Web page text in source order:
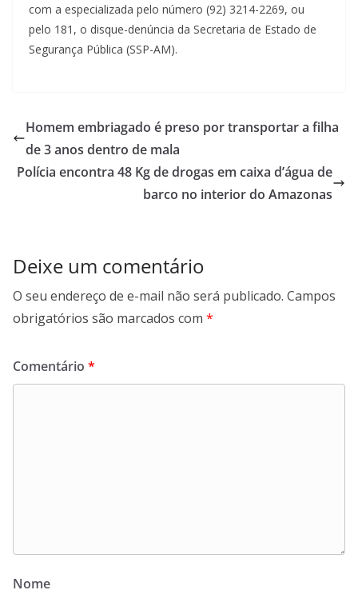
com a especializada pelo número (92) 3214-2269, ou
pelo 181, o disque-denúncia da Secretaria de Estado de
Segurança Pública (SSP-AM).
Homem embriagado é preso por transportar a filha
de 3 anos dentro de mala
Polícia encontra 48 Kg de drogas em caixa d’água de
barco no interior do Amazonas
Deixe um comentário
O seu endereço de e-mail não será publicado. Campos
obrigatórios são marcados com *
Comentário *
Nome